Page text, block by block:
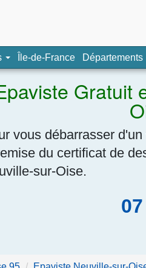
Île-de-France Départements
Gratuit
vous débarrasser
du certificat de
sur-Oise.